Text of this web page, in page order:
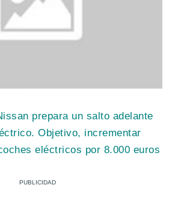
prepara un salto adelante
Objetivo, incrementar
eléctricos por 8.000 euros